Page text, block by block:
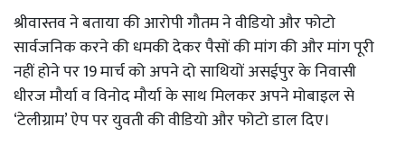
श्रीवास्तव ने बताया की आरोपी गौतम ने वीडियो और फोटो
सार्वजनिक करने की धमकी देकर पैसों की मांग की और मांग पूरी
नहीं होने पर 19 मार्च को अपने दो साथियों असईपुर के निवासी
धीरज मौर्या व विनोद मौर्या के साथ मिलकर अपने मोबाइल से
‘टेलीग्राम’ ऐप पर युवती की वीडियो और फोटो डाल दिए।